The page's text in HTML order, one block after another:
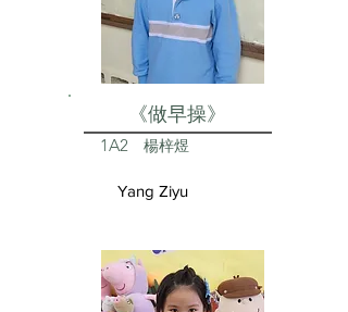
《做早操》
1A2 楊梓煜
Yang Ziyu